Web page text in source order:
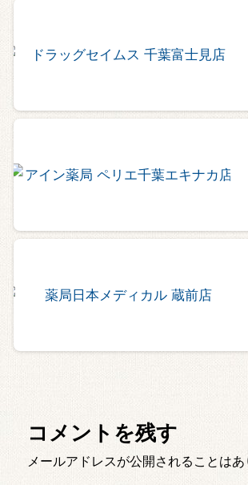
コメントを残す
メールアドレスが公開されることはあ